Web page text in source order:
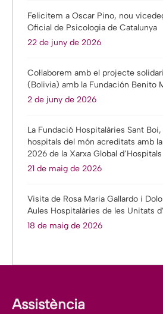
Felicitem a Oscar Pino, nou
Oficial de Psicologia de Catalunya
22 de juny de 2026
Col·laborem amb el projecte
(Bolivia) amb la Fundación Benito
2 de juny de 2026
La Fundació Hospitalàries Sant
hospitals del món acreditats amb
2026 de la Xarxa Global
21 de maig de 2026
Visita de Rosa Maria Gallardo i
Aules Hospitalàries de les Unitats
18 de maig de 2026
Assistència